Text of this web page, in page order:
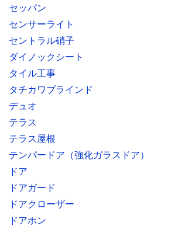
セッパン
センサーライト
セントラル硝子
ダイノックシート
タイル工事
タチカワブラインド
デュオ
テラス
テラス屋根
テンパードア（強化ガラスドア）
ドア
ドアガード
ドアクローザー
ドアホン